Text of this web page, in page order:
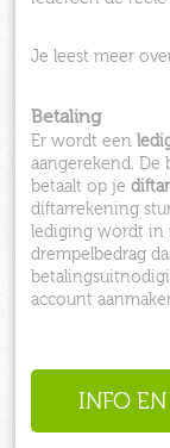
Je leest meer
Betaling
Er wordt een
aangerekend.
betaalt op je
diftarrekening
lediging wordt in
drempelbedrag
account
INFO